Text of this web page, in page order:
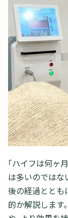
「ハイフは何ヶ
は多いのではな
後の経過ととも
的か解説します